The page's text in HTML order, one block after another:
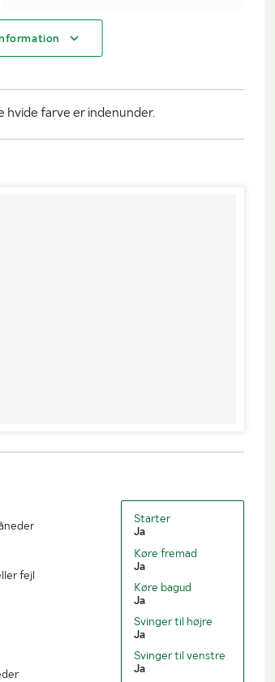
Motoreffekt
Gearkasse Manuel 6-trin
hvide farve er indenunder.
fejl
Starter
Ja
Køre fremad
Ja
Køre bagud
Ja
Svinger til højre
Ja
Svinger til venstre
Ja